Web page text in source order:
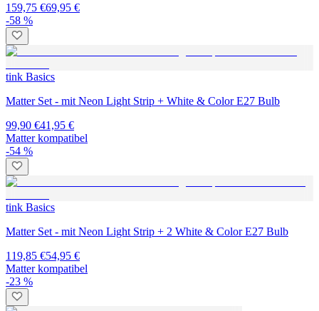
159,75 €69,95 €
-58 %
tink Basics
Matter Set - mit Neon Light Strip + White & Color E27 Bulb
99,90 €41,95 €
Matter kompatibel
-54 %
tink Basics
Matter Set - mit Neon Light Strip + 2 White & Color E27 Bulb
119,85 €54,95 €
Matter kompatibel
-23 %